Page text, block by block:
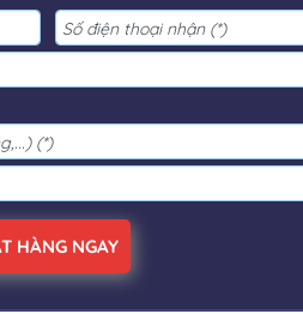
HÀNG NGAY